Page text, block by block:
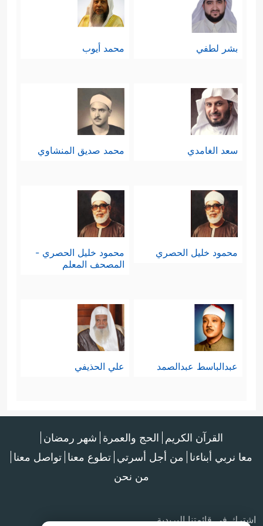
الجوانب، لكنها حقيقة كالنهر المتدفق لا
يمكن فصل بعضه عن بعض، فالعقيدة
والعلاقات السياسية مرتبطة بالعلاقات
الاقتصادية، وهكذا.
بشر لطفي محمد أيوب
سعد الغامدي محمد صديق المنشاوي
محمود خليل الحصري
محمود خليل الحصري -
المصحف المعلم
عبدالباسط عبدالصمد علي الحذيفي
القرآن الكريم الحج والعمرة شهر رمضان
معا نربي أبناءنا من أجل أسرتي تطوع معنا تواصل معنا
من نحن
اشترك في قائمتنا البريدية